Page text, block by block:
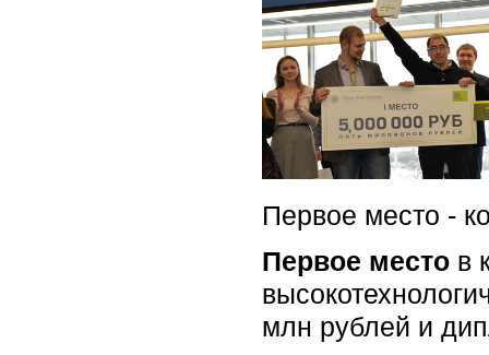
Первое место -
Первое место в
млн рублей и